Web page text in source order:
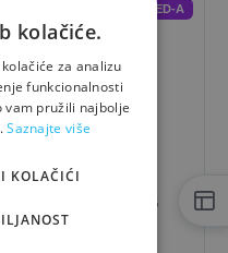
REFURBISHED-A
16 GB
kolačiće.
za analizu
funkcionalnosti
vam pružili najbolje
Saznajte više
KOLAČIĆI